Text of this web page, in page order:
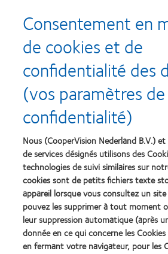
Learn
more
about
Récompense
Silmo
d’Or
du
meilleur
produit
pour
MyDay™
Learn
more
about
Lens
of
the
Year
Learn
more
about
2012
Consentement en
de cookies et de
confidentialité des
(vos paramètres de
confidentialité)
Nous (CooperVision Nederland B.V.)
de services désignés utilisons des
technologies de suivi similaires sur
cookies sont de petits fichiers texte
appareil lorsque vous consultez un site
pouvez les supprimer à tout moment
leur suppression automatique (après
donnée en ce qui concerne les
en fermant votre navigateur, pour les